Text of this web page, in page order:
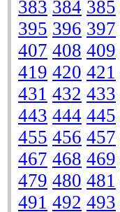
383 384 385
395 396 397
407 408 409
419 420 421
431 432 433
443 444 445
455 456 457
467 468 469
479 480 481
491 492 493